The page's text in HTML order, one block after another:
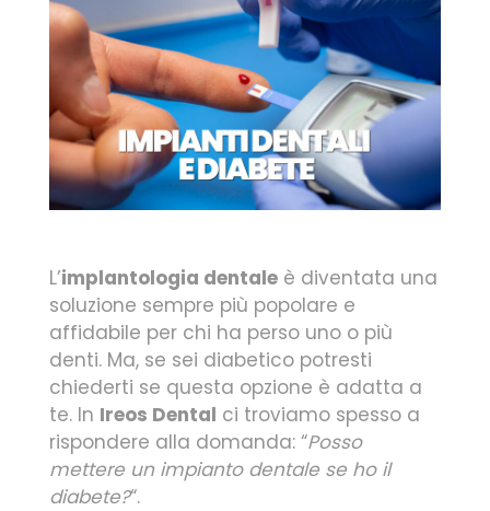
L’implantologia dentale è diventata una
soluzione sempre più popolare e
affidabile per chi ha perso uno o più
denti. Ma, se sei diabetico potresti
chiederti se questa opzione è adatta a
te. In Ireos Dental ci troviamo spesso a
rispondere alla domanda: “Posso
mettere un impianto dentale se ho il
diabete?“.